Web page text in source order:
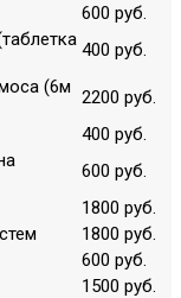
600 руб.
400 руб.
(6м 2200 руб.
400 руб.
600 руб.
1800 руб.
1800 руб.
600 руб.
1500 руб.